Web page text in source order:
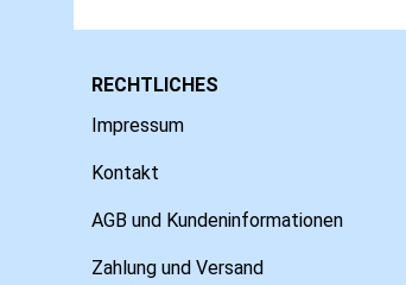
RECHTLICHES
Impressum
Kontakt
AGB und Kundeninformationen
Zahlung und Versand